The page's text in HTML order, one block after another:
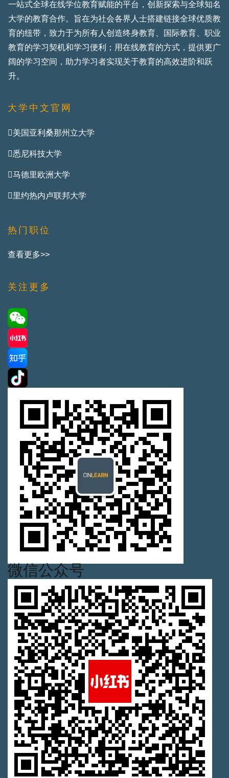
一站式全球在线学位教育赋能的平台，创新探索与全球知名
大学的教育合作。旨在为社会各界人士搭建链接全球优质教
育的纽带，致力于为所有人创造终身教育、国际教育、职业
教育的学习契机和学习便利；用在线教育的方式，提供更广
阔的学习空间，助力学习者实现关于教育的高效进阶和跃
升。
大学中文官网
美国亚利桑那州立大学
悉尼科技大学
马德里欧洲大学
里约热内卢联邦大学
热门职位
查看更多>>
关注更多
微信公众号